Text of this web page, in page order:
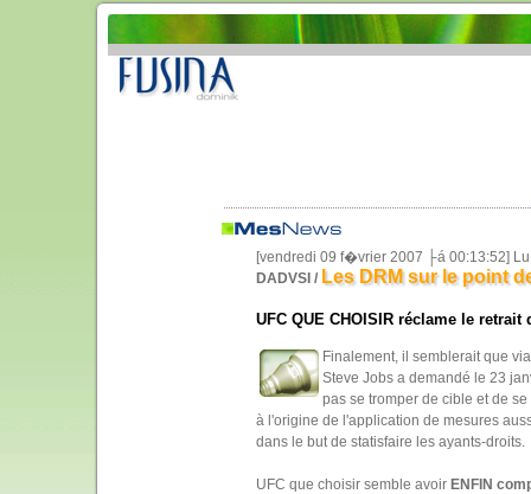
[vendredi 09 f�vrier 2007 ├á 00:13:52]
DADVSI / Les DRM sur le point
UFC QUE CHOISIR réclame le
Finalement, il semblerait que
Steve Jobs a demandé le 23
pas se tromper de cible et de
à l'origine de l'application de mesures
dans le but de statisfaire les ayants-droits.
UFC que choisir semble avoir ENFIN